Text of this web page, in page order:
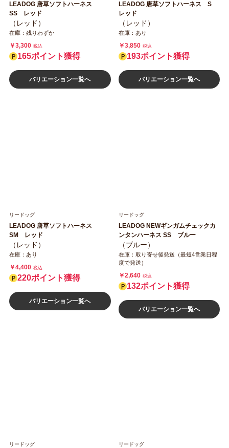
LEADOG 唐草ソフトハーネス
SS レッド
（レッド）
在庫：残りわずか
￥3,300 税込
165ポイント獲得
バリエーション一覧へ
LEADOG 唐草ソフトハーネス S
レッド
（レッド）
在庫：あり
￥3,850 税込
193ポイント獲得
バリエーション一覧へ
リードッグ
LEADOG 唐草ソフトハーネス
SM レッド
（レッド）
在庫：あり
￥4,400 税込
220ポイント獲得
バリエーション一覧へ
リードッグ
LEADOG NEWギンガムチェックカ
ンタンハーネス SS ブルー
（ブルー）
在庫：取り寄せ後発送（最短4営業日程
度で発送）
￥2,640 税込
132ポイント獲得
バリエーション一覧へ
リードッグ リードッグ